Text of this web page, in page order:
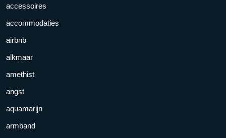
accessoires
accommodaties
airbnb
alkmaar
amethist
angst
aquamarijn
armband